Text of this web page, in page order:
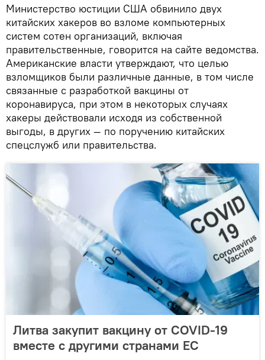
Министерство юстиции США обвинило двух
китайских хакеров во взломе компьютерных
систем сотен организаций, включая
правительственные, говорится на сайте ведомства.
Американские власти утверждают, что целью
взломщиков были различные данные, в том числе
связанные с разработкой вакцины от
коронавируса, при этом в некоторых случаях
хакеры действовали исходя из собственной
выгоды, в других — по поручению китайских
спецслужб или правительства.
Литва закупит вакцину от COVID-19
вместе с другими странами ЕС